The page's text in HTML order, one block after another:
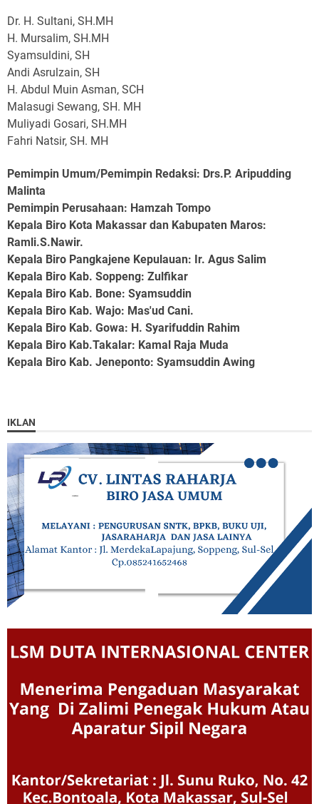
Dr. H. Sultani, SH.MH
H. Mursalim, SH.MH
Syamsuldini, SH
Andi Asrulzain, SH
H. Abdul Muin Asman, SCH
Malasugi Sewang, SH. MH
Muliyadi Gosari, SH.MH
Fahri Natsir, SH. MH
Pemimpin Umum/Pemimpin Redaksi: Drs.P. Aripudding
Malinta
Pemimpin Perusahaan: Hamzah Tompo
Kepala Biro Kota Makassar dan Kabupaten Maros:
Ramli.S.Nawir.
Kepala Biro Pangkajene Kepulauan: Ir. Agus Salim
Kepala Biro Kab. Soppeng: Zulfikar
Kepala Biro Kab. Bone: Syamsuddin
Kepala Biro Kab. Wajo: Mas'ud Cani.
Kepala Biro Kab. Gowa: H. Syarifuddin Rahim
Kepala Biro Kab.Takalar: Kamal Raja Muda
Kepala Biro Kab. Jeneponto: Syamsuddin Awing
IKLAN